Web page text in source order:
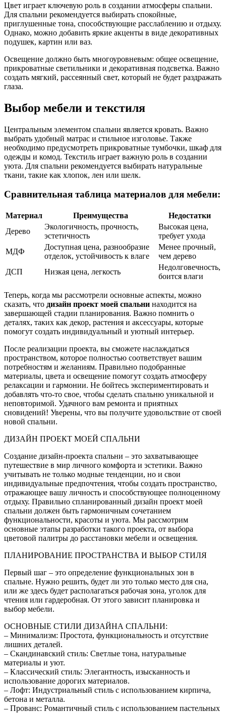
Цвет играет ключевую роль в создании атмосферы спальни.
Для спальни рекомендуется выбирать спокойные,
приглушенные тона, способствующие расслаблению и отдыху.
Однако, можно добавить яркие акценты в виде декоративных
подушек, картин или ваз.
Освещение должно быть многоуровневым: общее освещение,
прикроватные светильники и декоративная подсветка. Важно
создать мягкий, рассеянный свет, который не будет раздражать
глаза.
Выбор мебели и текстиля
Центральным элементом спальни является кровать. Важно
выбрать удобный матрас и стильное изголовье. Также
необходимо предусмотреть прикроватные тумбочки, шкаф для
одежды и комод. Текстиль играет важную роль в создании
уюта. Для спальни рекомендуется выбирать натуральные
ткани, такие как хлопок, лен или шелк.
Сравнительная таблица материалов для мебели:
Материал Преимущества
Недостатки
Дерево
Экологичность, прочность,
эстетичность
Высокая цена,
требует ухода
МДФ
Доступная цена, разнообразие
отделок, устойчивость к влаге
Менее прочный,
чем дерево
ДСП
Низкая цена, легкость
Недолговечность,
боится влаги
Теперь, когда мы рассмотрели основные аспекты, можно
сказать, что дизайн проект моей спальни находится на
завершающей стадии планирования. Важно помнить о
деталях, таких как декор, растения и аксессуары, которые
помогут создать индивидуальный и уютный интерьер.
После реализации проекта, вы сможете наслаждаться
пространством, которое полностью соответствует вашим
потребностям и желаниям. Правильно подобранные
материалы, цвета и освещение помогут создать атмосферу
релаксации и гармонии. Не бойтесь экспериментировать и
добавлять что-то свое, чтобы сделать спальню уникальной и
неповторимой. Удачного вам ремонта и приятных
сновидений! Уверены, что вы получите удовольствие от своей
новой спальни.
ДИЗАЙН ПРОЕКТ МОЕЙ СПАЛЬНИ
Создание дизайн-проекта спальни – это захватывающее
путешествие в мир личного комфорта и эстетики. Важно
учитывать не только модные тенденции, но и свои
индивидуальные предпочтения, чтобы создать пространство,
отражающее вашу личность и способствующее полноценному
отдыху. Правильно спланированный дизайн проект моей
спальни должен быть гармоничным сочетанием
функциональности, красоты и уюта. Мы рассмотрим
основные этапы разработки такого проекта, от выбора
цветовой палитры до расстановки мебели и освещения.
ПЛАНИРОВАНИЕ ПРОСТРАНСТВА И ВЫБОР СТИЛЯ
Первый шаг – это определение функциональных зон в
спальне. Нужно решить, будет ли это только место для сна,
или же здесь будет располагаться рабочая зона, уголок для
чтения или гардеробная. От этого зависит планировка и
выбор мебели.
ОСНОВНЫЕ СТИЛИ ДИЗАЙНА СПАЛЬНИ:
– Минимализм: Простота, функциональность и отсутствие
лишних деталей.
– Скандинавский стиль: Светлые тона, натуральные
материалы и уют.
– Классический стиль: Элегантность, изысканность и
использование дорогих материалов.
– Лофт: Индустриальный стиль с использованием кирпича,
бетона и металла.
– Прованс: Романтичный стиль с использованием пастельных